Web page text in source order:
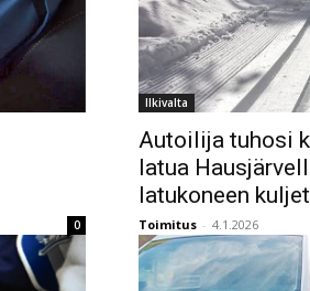
0
Ilkivalta
Autoilija tuhosi
latua
latukoneen
Toimitus - 4.1.2026